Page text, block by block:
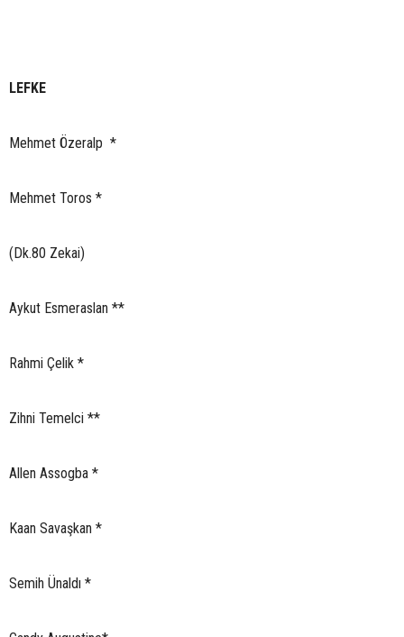
LEFKE
Mehmet Özeralp *
Mehmet Toros *
(Dk.80 Zekai)
Aykut Esmeraslan **
Rahmi Çelik *
Zihni Temelci **
Allen Assogba *
Kaan Savaşkan *
Semih Ünaldı *